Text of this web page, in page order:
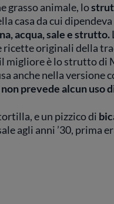
grasso animale, lo
casa da cui
acqua, sale e strutto.
ricette originali della
è lo strutto di
anche nella versione
prevede alcun uso
e un pizzico di
agli anni ’30, prima